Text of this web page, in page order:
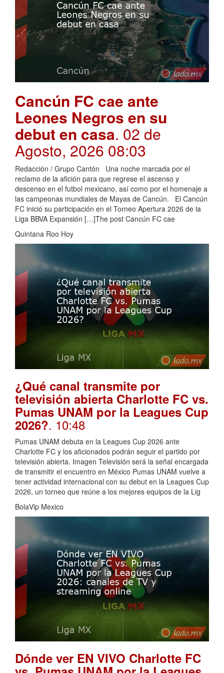
Cancún FC cae ante
Leones Negros en su
debut en casa. 02 de
Agosto, 2026 08:03
Redacción / Grupo Cantón Una noche marcada por el
reclamo de la afición para que regrese el ascenso y
descenso en el futbol mexicano, así como por el homenaje a
las campeonas mundiales de Mayas de Cancún. El Cancún
FC inició su participación en el Torneo Apertura 2026 de la
Liga BBVA Expansión […]The post Cancún FC cae
Quintana Roo Hoy
¿Qué canal transmite por
televisión abierta Charlotte FC vs.
Pumas UNAM por la Leagues Cup
2026?. 10:48
Pumas UNAM debuta en la Leagues Cup 2026 ante
Charlotte FC y los aficionados podrán seguir el partido por
televisión abierta. Imagen Televisión será la señal encargada
de transmitir el encuentro en México Pumas UNAM vuelve a
tener actividad internacional con su debut en la Leagues Cup
2026, un torneo que reúne a los mejores equipos de la Lig
BolaVip Mexico
Dónde ver EN VIVO Charlotte FC